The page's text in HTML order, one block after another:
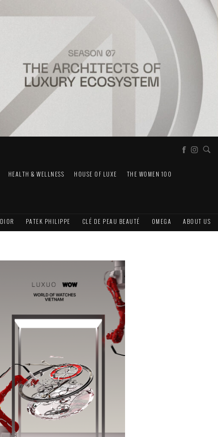
HEALTH & WELLNESS HOUSE OF LUXE THE WOMEN 100
DIOR PATEK PHILIPPE CLÉ DE PEAU BEAUTÉ OMEGA ABOUT US